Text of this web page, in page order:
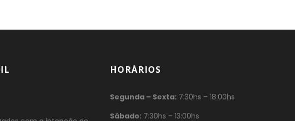
HORÁRIOS
Segunda – Sexta: 7:30hs – 18:00hs
Sábado: 7:30hs – 13:00hs